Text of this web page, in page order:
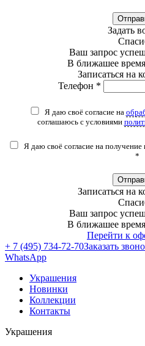
Задать
Ваш запрос
В ближашее
Записаться на
Телефон *
Я даю своё согласие на
соглашаюсь с условиями
Я даю своё согласие на
*
Записаться на
Ваш запрос
В ближашее
Перейти к
+ 7 (495) 734-72-70Заказать
WhatsApp
Украшения
Новинки
Коллекции
Контакты
Украшения